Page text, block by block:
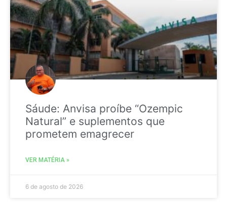
Sáude: Anvisa proíbe “Ozempic
Natural” e suplementos que
prometem emagrecer
VER MATÉRIA »
6 de agosto de 2026